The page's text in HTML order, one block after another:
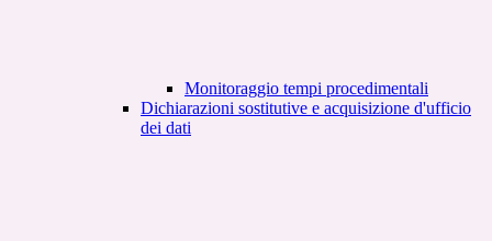
Monitoraggio tempi procedimentali
Dichiarazioni sostitutive e acquisizione d'ufficio
dei dati